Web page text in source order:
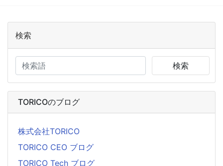
検索
検索
TORICOのブログ
株式会社TORICO
TORICO CEO ブログ
TORICO Tech ブログ